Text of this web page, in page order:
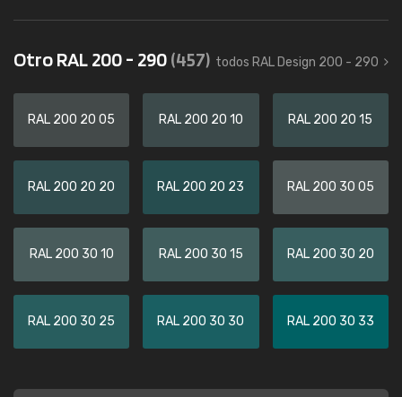
Otro RAL 200 - 290(457) todos RAL Design 200 - 290
RAL 200 20 05 RAL 200 20 10 RAL 200 20 15
RAL 200 20 20 RAL 200 20 23 RAL 200 30 05
RAL 200 30 10 RAL 200 30 15 RAL 200 30 20
RAL 200 30 25 RAL 200 30 30 RAL 200 30 33